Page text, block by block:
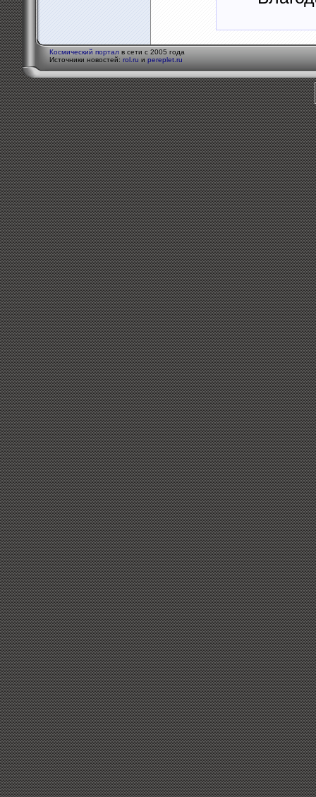
Космический портал в сети с 2005 года
Источники новостей: rol.ru и pereplet.ru